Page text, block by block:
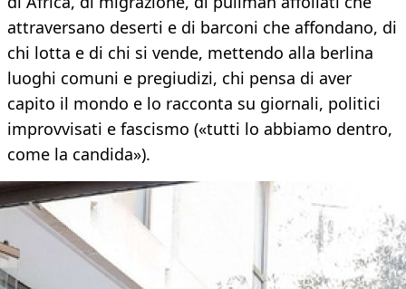
attraversano deserti e di barconi che affondano, di
chi lotta e di chi si vende, mettendo alla berlina
luoghi comuni e pregiudizi, chi pensa di aver
capito il mondo e lo racconta su giornali, politici
improvvisati e fascismo («tutti lo abbiamo dentro,
come la candida»).